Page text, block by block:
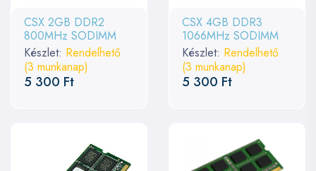
CSX 2GB DDR2
800MHz SODIMM
Készlet: Rendelhető
(3 munkanap)
5 300 Ft
CSX 4GB DDR3
1066MHz SODIMM
Készlet: Rendelhető
(3 munkanap)
5 300 Ft